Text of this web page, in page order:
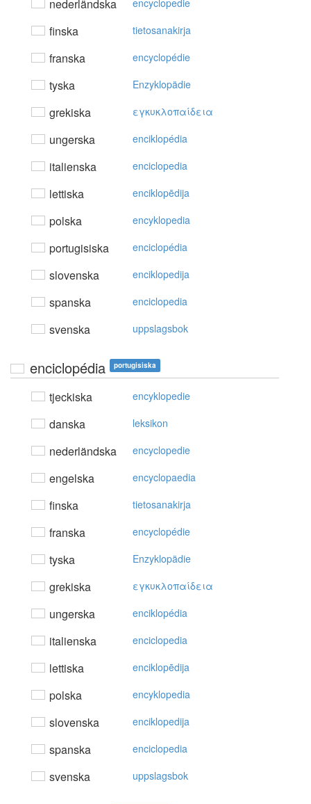
nederländska encyclopedie
finska tietosanakirja
franska encyclopédie
tyska Enzyklopädie
grekiska εγκυκλoπαίδεια
ungerska enciklopédia
italienska enciclopedia
lettiska enciklopēdija
polska encyklopedia
portugisiska enciclopédia
slovenska enciklopedija
spanska enciclopedia
svenska uppslagsbok
enciclopédia portugisiska
tjeckiska encyklopedie
danska leksikon
nederländska encyclopedie
engelska encyclopaedia
finska tietosanakirja
franska encyclopédie
tyska Enzyklopädie
grekiska εγκυκλoπαίδεια
ungerska enciklopédia
italienska enciclopedia
lettiska enciklopēdija
polska encyklopedia
slovenska enciklopedija
spanska enciclopedia
svenska uppslagsbok